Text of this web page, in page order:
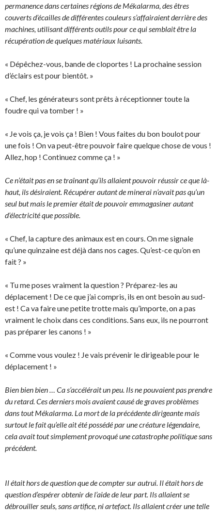
permanence dans certaines régions de Mékalarma, des êtres
couverts d’écailles de différentes couleurs s’affairaient derrière des
machines, utilisant différents outils pour ce qui semblait être la
récupération de quelques matériaux luisants.
« Dépêchez-vous, bande de cloportes ! La prochaine session
d’éclairs est pour bientôt. »
« Chef, les générateurs sont prêts à réceptionner toute la
foudre qui va tomber ! »
« Je vois ça, je vois ça ! Bien ! Vous faites du bon boulot pour
une fois ! On va peut-être pouvoir faire quelque chose de vous !
Allez, hop ! Continuez comme ça ! »
Ce n’était pas en se traînant qu’ils allaient pouvoir réussir ce que là-
haut, ils désiraient. Récupérer autant de minerai n’avait pas qu’un
seul but mais le premier était de pouvoir emmagasiner autant
d’électricité que possible.
« Chef, la capture des animaux est en cours. On me signale
qu’une quinzaine est déjà dans nos cages. Qu’est-ce qu’on en
fait ? »
« Tu me poses vraiment la question ? Préparez-les au
déplacement ! De ce que j’ai compris, ils en ont besoin au sud-
est ! Ca va faire une petite trotte mais qu’importe, on a pas
vraiment le choix dans ces conditions. Sans eux, ils ne pourront
pas préparer les canons ! »
« Comme vous voulez ! Je vais prévenir le dirigeable pour le
déplacement ! »
Bien bien bien … Ca s’accélérait un peu. Ils ne pouvaient pas prendre
du retard. Ces derniers mois avaient causé de graves problèmes
dans tout Mékalarma. La mort de la précédente dirigeante mais
surtout le fait qu’elle ait été possédé par une créature légendaire,
cela avait tout simplement provoqué une catastrophe politique sans
précédent.
Il était hors de question que de compter sur autrui. Il était hors de
question d’espérer obtenir de l’aide de leur part. Ils allaient se
débrouiller seuls, sans artifice, ni artefact. Ils allaient créer une telle